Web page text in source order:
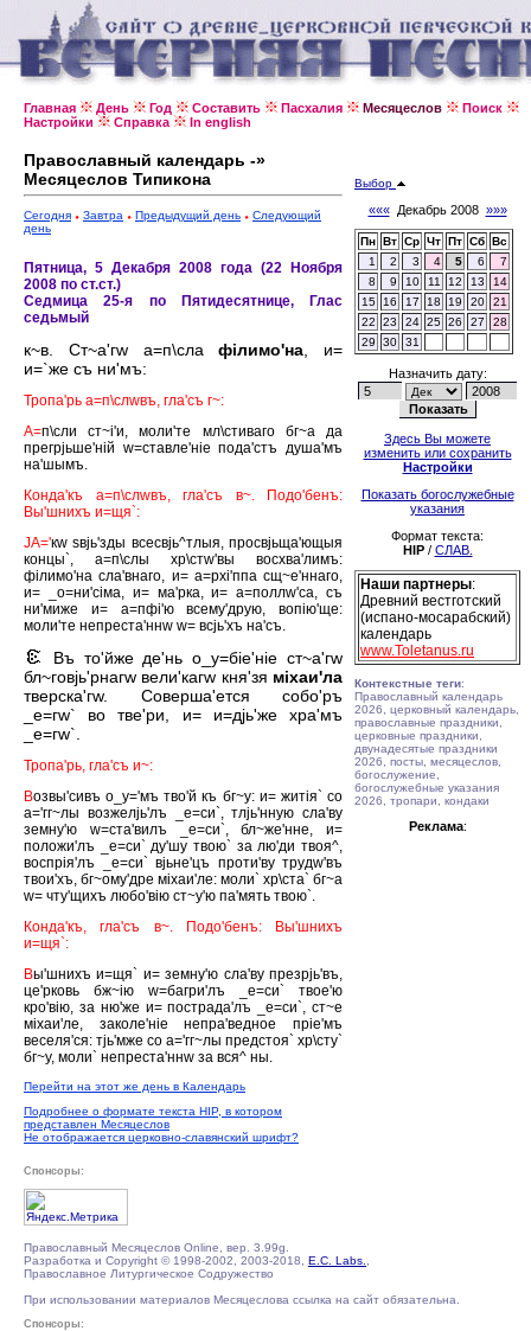
Главная День Год Составить Пасхалия Месяцеслов
Поиск
Настройки
Справка In english
Православный календарь -»
Месяцеслов Типикона
Сегодня Завтра Предыдущий день
Следующий
день
Пятница, 5 Декабря 2008 года (22 Ноября
2008 по ст.ст.)
Седмица 25-я по Пятидесятнице, Глас
седьмый
к~в. Ст~а'гw а=п\слафiлимо'на , и=
и=`же съ ни'мъ:
Тропа'рь а=п\слwвъ, гла'съ г~:
А=п\сли ст~i'и, моли'те мл\стиваго бг~а да
прегрjьше'нiй w=ставле'нiе пода'стъ душа'мъ
на'шымъ.
Конда'къ а=п\слwвъ, гла'съ в~. Подо'бенъ:
Вы'шнихъ и=щя`:
JА='кw sвjь'зды всесвjь^тлыя, просвjьща'ющыя
концы`, а=п\слы хр\стw'вы восхва'лимъ:
фiлимо'на сла'внаго, и= а=рхi'ппа сщ~е'ннаго,
и= _о=ни'сiма, и= ма'рка, и= а=поллw'са, съ
ни'миже и= а=пфi'ю всему'друю, вопiю'ще:
моли'те непреста'ннw w= всjь'хъ на'съ.
Въ то'йже де'нь о_у=бiе'нiе ст~а'гw
бл~говjь'рнагw вели'кагw кня'зя мiхаи'ла
тверска'гw. Соверша'ется собо'ръ
_е=гw` во тве'ри, и= и=дjь'же хра'мъ
_е=гw`.
Тропа'рь, гла'съ и~:
Возвы'сивъ о_у='мъ тво'й къ бг~у: и= житiя` со
а='гг~лы возжелjь'лъ _е=си`, тлjь'нную сла'ву
земну'ю w=ста'вилъ _е=си`, бл~же'нне, и=
положи'лъ _е=си` ду'шу твою` за лю'ди твоя^,
воспрiя'лъ _е=си` вjьне'цъ проти'ву трудw'въ
твои'хъ, бг~ому'дре мiхаи'ле: моли` хр\ста` бг~а
w= чту'щихъ любо'вiю ст~у'ю па'мять твою`.
Конда'къ, гла'съ в~. Подо'бенъ: Вы'шнихъ
и=щя`:
Вы'шнихъ и=щя` и= земну'ю сла'ву презрjь'въ,
це'рковь бж~iю w=багри'лъ _е=си` твое'ю
кро'вiю, за ню'же и= пострада'лъ _е=си`, ст~е
мiхаи'ле, заколе'нiе непра'ведное прiе'мъ
веселя'ся: тjь'мже со а='гг~лы предстоя` хр\сту`
бг~у, моли` непреста'ннw за вся^ ны.
Перейти на этот же день в Календарь
Подробнее о формате текста HIP, в котором
представлен Месяцеслов
Не отображается церковно-славянский шрифт?
Выбор
«««Декабрь 2008 »»»
Пн Вт Ср Чт Пт Сб Вс
1
2 3 4 5 6
7
8
9 10 11 12 13
14
15
16 17 18 19 20
21
22
23 24 25 26 27
28
29
30 31
Назначить дату:
Здесь Вы можете
изменить или сохранить
Настройки
Показать богослужебные
указания
Формат текста:
HIP/ СЛАВ.
Наши партнеры:
Древний вестготский
(испано-мосарабский)
календарь
www.Toletanus.ru
Контекстные теги:
Православный календарь
2026, церковный календарь,
православные праздники,
церковные праздники,
двунадесятые праздники
2026, посты, месяцеслов,
богослужение,
богослужебные указания
2026, тропари, кондаки
Реклама:
Спонсоры:
Православный Месяцеслов Online, вер. 3.99g.
Разработка и Copyright © 1998-2002, 2003-2018, E.C. Labs.
Православное Литургическое Содружество
При использовании материалов Месяцеслова ссылка на сайт обязательна.
Спонсоры: